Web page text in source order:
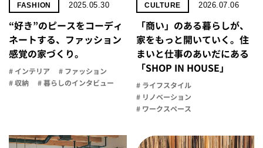
FASHION 2025.05.30
“好き”のピースをコーディ
ネートする、ファッション
感覚の家づくり。
# インテリア
# ファッション
# 収納
# 暮らしのインタビュー
CULTURE 2026.07.06
「商い」の​ある​暮らしが、​
家を​もっと​開いていく。​住
まいと​仕事の​あいだに​ある​
「SHOP IN HOUSE」
# ライフスタイル
# リノベーション
# ワークスペース